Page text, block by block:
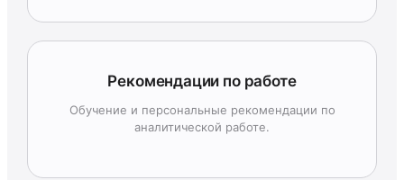
Рекомендации по работе
Обучение и персональные рекомендации по
аналитической работе.